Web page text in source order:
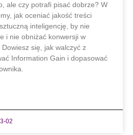
ale czy potrafi pisać dobrze? W
jak oceniać jakość treści
inteligencję, by nie
i nie obniżać konwersji w
się, jak walczyć z
Information Gain i dopasować
02